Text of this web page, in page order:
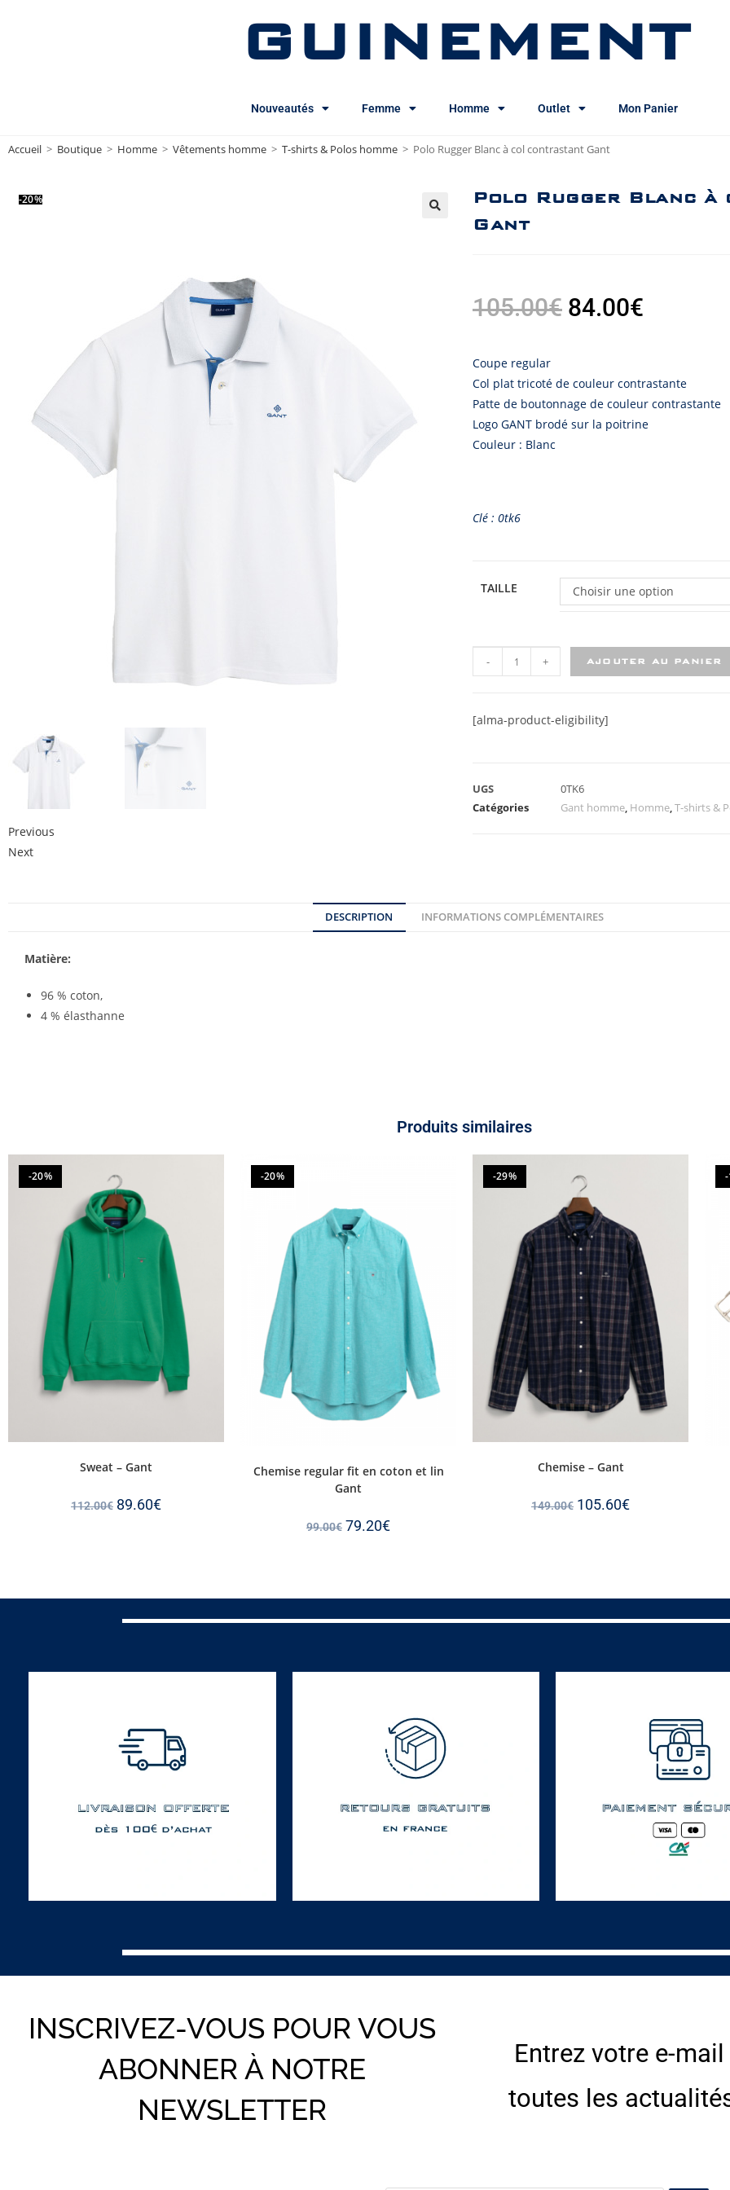
GUINEMENT
Nouveautés Femme Homme Outlet Mon Panier
Accueil > Boutique > Homme > Vêtements homme > T-shirts & Polos homme > Polo Rugger Blanc à col contrastant Gant
-20%
Previous
Next
Polo Rugger Blanc
Gant
105.00€ 84.00€
Coupe regular
Col plat tricoté de couleur contrastante
Patte de boutonnage de couleur contrastante
Logo GANT brodé sur la poitrine
Couleur : Blanc
Clé : 0tk6
TAILLE Choisir une option
- + AJOUTER AU PANIER
[alma-product-eligibility]
UGS
0TK6
Catégories
Gant homme, Homme,T-shirts &
DESCRIPTION INFORMATIONS COMPLÉMENTAIRES
Matière:
96 % coton,
4 % élasthanne
Produits similaires
-20%
Sweat – Gant
112.00€ 89.60€
-20%
Chemise regular fit en coton et lin
Gant
99.00€ 79.20€
-29%
Chemise – Gant
149.00€ 105.60€
INSCRIVEZ-VOUS POUR VOUS
ABONNER À NOTRE
NEWSLETTER
Entrez votre e-
toutes les